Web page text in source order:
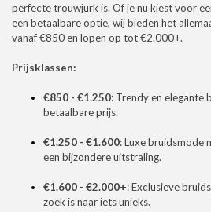
perfecte trouwjurk is. Of je nu kiest voor
een betaalbare optie, wij bieden het
vanaf €850 en lopen op tot €2.000+.
Prijsklassen:
€850 - €1.250: Trendy en elegante
betaalbare prijs.
€1.250 - €1.600: Luxe bruidsmode
een bijzondere uitstraling.
€1.600 - €2.000+: Exclusieve
zoek is naar iets unieks.